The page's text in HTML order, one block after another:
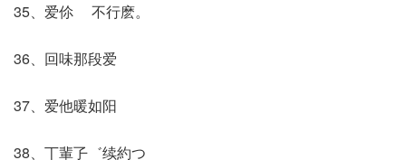
35、爱伱ゝ 不行麽。
36、回味那段爱
37、爱他暖如阳
38、丅輩孒゛续約つ